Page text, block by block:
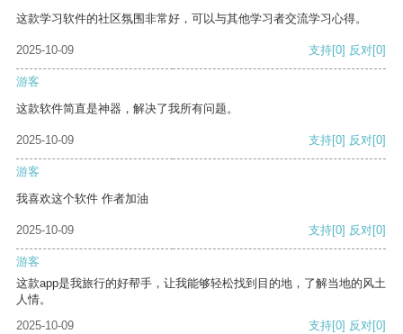
这款学习软件的社区氛围非常好，可以与其他学习者交流学习心得。
2025-10-09 支持[0] 反对[0]
游客
这款软件简直是神器，解决了我所有问题。
2025-10-09 支持[0] 反对[0]
游客
我喜欢这个软件 作者加油
2025-10-09 支持[0] 反对[0]
游客
这款app是我旅行的好帮手，让我能够轻松找到目的地，了解当地的风土
人情。
2025-10-09
支持[0] 反对[0]